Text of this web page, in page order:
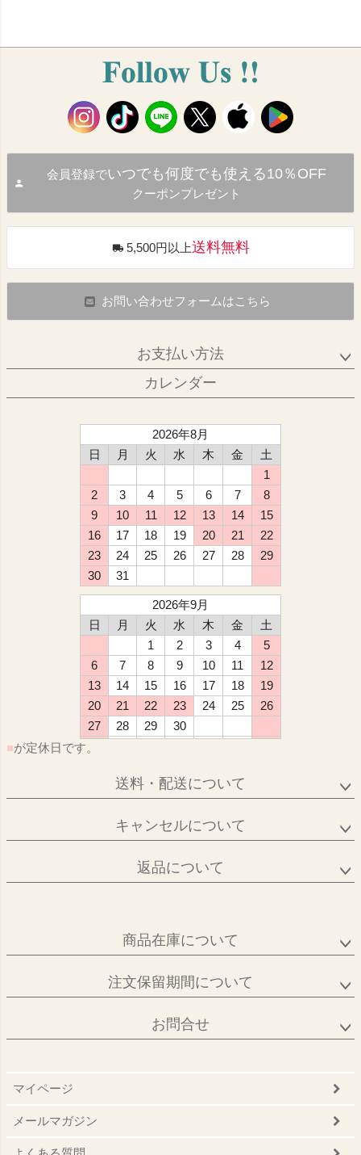
会員登録でいつでも何度でも使える10％OFF
クーポンプレゼント
5,500円以上送料無料
お問い合わせフォームはこちら
お支払い方法
カレンダー
2026年8月
日
月 火 水 木 金
土
1
2
3 4 5 6 7
8
9
10 11 12 13 14
15
16
17 18 19 20 21
22
23
24 25 26 27 28
29
30
31
2026年9月
日
月 火 水 木 金
土
1
2 3 4
5
6
7 8 9 10 11
12
13
14 15 16 17 18
19
20
21 22 23 24 25
26
27
28 29
30
■が定休日です。
送料・配送について
キャンセルについて
返品について
商品在庫について
注文保留期間について
お問合せ
マイページ
メールマガジン